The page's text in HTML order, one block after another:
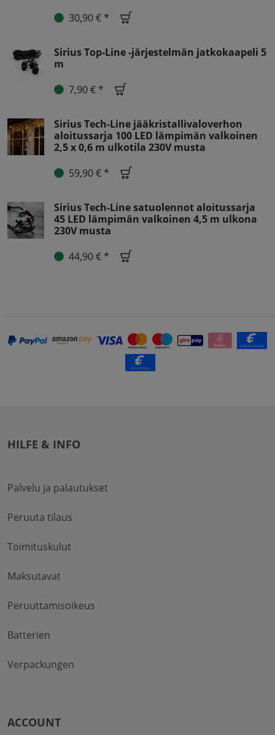
30,90 € *
Sirius Top-Line -järjestelmän jatkokaapeli 5
m
7,90 € *
Sirius Tech-Line jääkristallivaloverhon
aloitussarja 100 LED lämpimän valkoinen
2,5 x 0,6 m ulkotila 230V musta
59,90 € *
Sirius Tech-Line satuolennot aloitussarja
45 LED lämpimän valkoinen 4,5 m ulkona
230V musta
44,90 € *
HILFE & INFO
Palvelu ja palautukset
Peruuta tilaus
Toimituskulut
Maksutavat
Peruuttamisoikeus
Batterien
Verpackungen
ACCOUNT